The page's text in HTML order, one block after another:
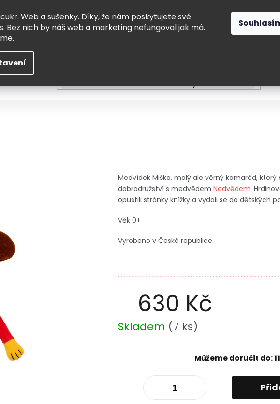
Web a sušenky. Díky, že nám poskytujete své
Bez nich by náš web a marketing nefungoval jak má.
630 Kč
Měrná
cena:
Skladem (7 ks)
Můžeme doručit do:
Medvídek Miška, malý ale věrný kamarád, který
dobrodružství s medvědem Nedvědem.
opustili stránky knížky a vydali se do dětských
Věk 0+
Vyrobeno v České republice.